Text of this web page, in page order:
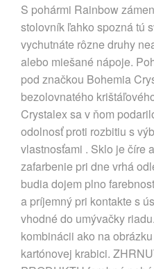
S pohármi Rainbow
stolovník ľahko spozná tú
vychutnáte rôzne druhy
alebo miešané nápoje.
pod značkou Bohemia
bezolovnatého
Crystalex sa v ňom
odolnosť proti rozbitiu s
vlastnosťami . Sklo je číre
zafarbenie pri dne vrhá
budia dojem plno
a príjemný pri kontakte s
vhodné do umývačky
kombinácii ako na
kartónovej krabici.